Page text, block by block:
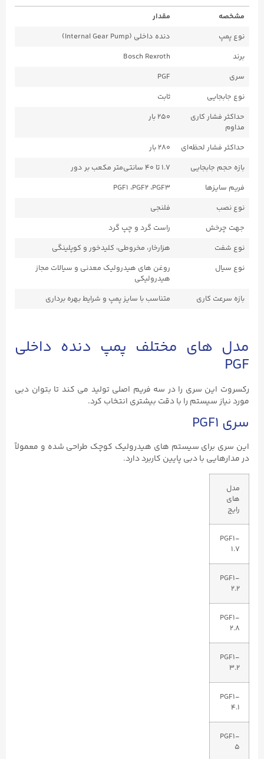
مشخصه
مقدار
نوع پمپ
دنده داخلی (Internal Gear Pump)
برند
Bosch Rexroth
سری
PGF
نوع جابجایی
ثابت
حداکثر فشار کاری
مداوم
۲۵۰ بار
حداکثر فشار لحظه‌ای
۲۸۰ بار
بازه حجم جابجایی
۱.۷ تا ۴۰ سانتی‌متر مکعب بر دور
فریم سایزها
PGF1 ،PGF2 ،PGF3
نوع نصب
فلنجی
جهت چرخش
راست ‌گرد و چپ ‌گرد
نوع شفت
هزارخار، مخروطی، کلیدخور و کوپلینگی
نوع سیال
روغن‌ های هیدرولیک معدنی و سیالات مجاز
هیدرولیکی
بازه سرعت کاری
متناسب با سایز پمپ و شرایط بهره ‌برداری
مدل‌ های مختلف پمپ دنده داخلی
PGF
رکسروت این سری را در سه فریم اصلی تولید می ‌کند تا بتوان دبی
مورد نیاز سیستم را با دقت بیشتری انتخاب کرد.
سری PGF1
این سری برای سیستم‌ های هیدرولیک کوچک طراحی شده و معمولاً
در مدارهایی با دبی پایین کاربرد دارد.
مدل‌
های
رایج
PGF1-
1.7
PGF1-
2.2
PGF1-
2.8
PGF1-
3.2
PGF1-
4.1
PGF1-
5